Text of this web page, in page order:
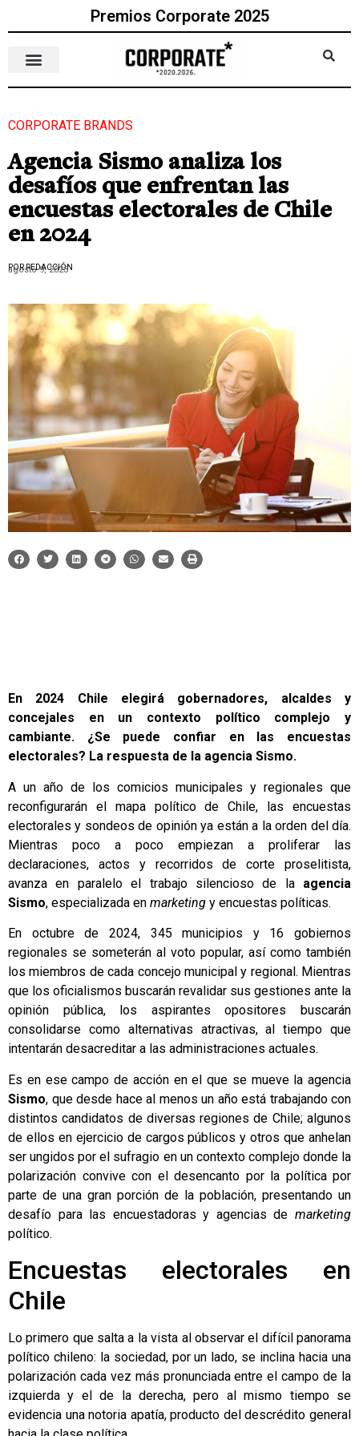
Premios Corporate 2025
CORPORATE BRANDS
Agencia Sismo analiza los
desafíos que enfrentan las
encuestas electorales de Chile
en 2024
POR REDACCIÓN
agosto 9, 2023
En 2024 Chile elegirá gobernadores, alcaldes y
concejales en un contexto político complejo y
cambiante. ¿Se puede confiar en las encuestas
electorales? La respuesta de la agencia Sismo.
A un año de los comicios municipales y regionales que
reconfigurarán el mapa político de Chile, las encuestas
electorales y sondeos de opinión ya están a la orden del día.
Mientras poco a poco empiezan a proliferar las
declaraciones, actos y recorridos de corte proselitista,
avanza en paralelo el trabajo silencioso de la agencia
Sismo, especializada en marketing y encuestas políticas.
En octubre de 2024, 345 municipios y 16 gobiernos
regionales se someterán al voto popular, así como también
los miembros de cada concejo municipal y regional. Mientras
que los oficialismos buscarán revalidar sus gestiones ante la
opinión pública, los aspirantes opositores buscarán
consolidarse como alternativas atractivas, al tiempo que
intentarán desacreditar a las administraciones actuales.
Es en ese campo de acción en el que se mueve la agencia
Sismo, que desde hace al menos un año está trabajando con
distintos candidatos de diversas regiones de Chile; algunos
de ellos en ejercicio de cargos públicos y otros que anhelan
ser ungidos por el sufragio en un contexto complejo donde la
polarización convive con el desencanto por la política por
parte de una gran porción de la población, presentando un
desafío para las encuestadoras y agencias de marketing
político.
Encuestas electorales en
Chile
Lo primero que salta a la vista al observar el difícil panorama
político chileno: la sociedad, por un lado, se inclina hacia una
polarización cada vez más pronunciada entre el campo de la
izquierda y el de la derecha, pero al mismo tiempo se
evidencia una notoria apatía, producto del descrédito general